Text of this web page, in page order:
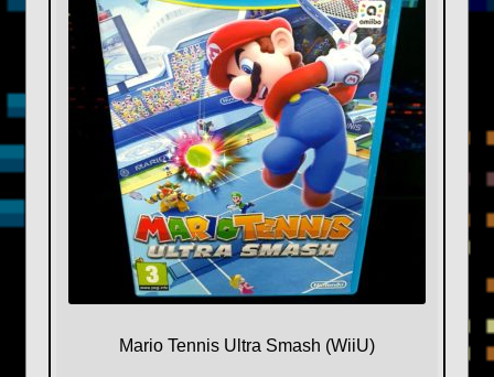
Mario Tennis Ultra Smash (WiiU)